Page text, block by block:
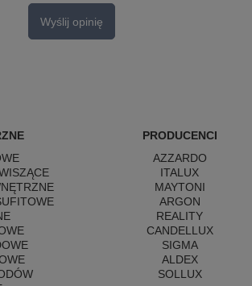
Wyślij opinię
PRODUCENCI
AZZARDO
ITALUX
MAYTONI
ARGON
REALITY
CANDELLUX
SIGMA
ALDEX
SOLLUX